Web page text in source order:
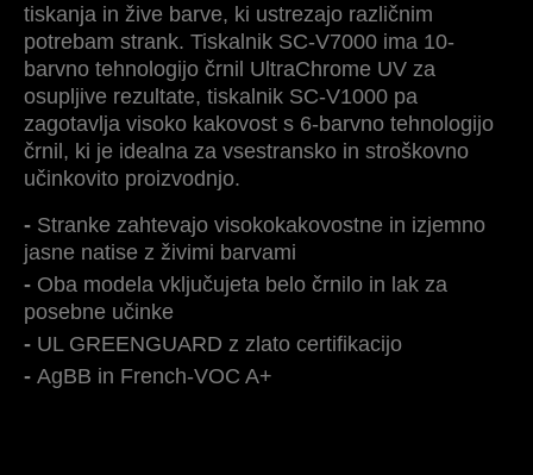
tiskanja in žive barve, ki ustrezajo različnim
potrebam strank. Tiskalnik SC-V7000 ima 10-
barvno tehnologijo črnil UltraChrome UV za
osupljive rezultate, tiskalnik SC-V1000 pa
zagotavlja visoko kakovost s 6-barvno tehnologijo
črnil, ki je idealna za vsestransko in stroškovno
učinkovito proizvodnjo.
Stranke zahtevajo visokokakovostne in izjemno
jasne natise z živimi barvami
Oba modela vključujeta belo črnilo in lak za
posebne učinke
UL GREENGUARD z zlato certifikacijo
AgBB in French-VOC A+